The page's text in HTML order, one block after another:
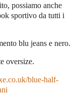
possiamo anche
sportivo da tutti i
blu jeans e nero.
oversize.
blue-half-